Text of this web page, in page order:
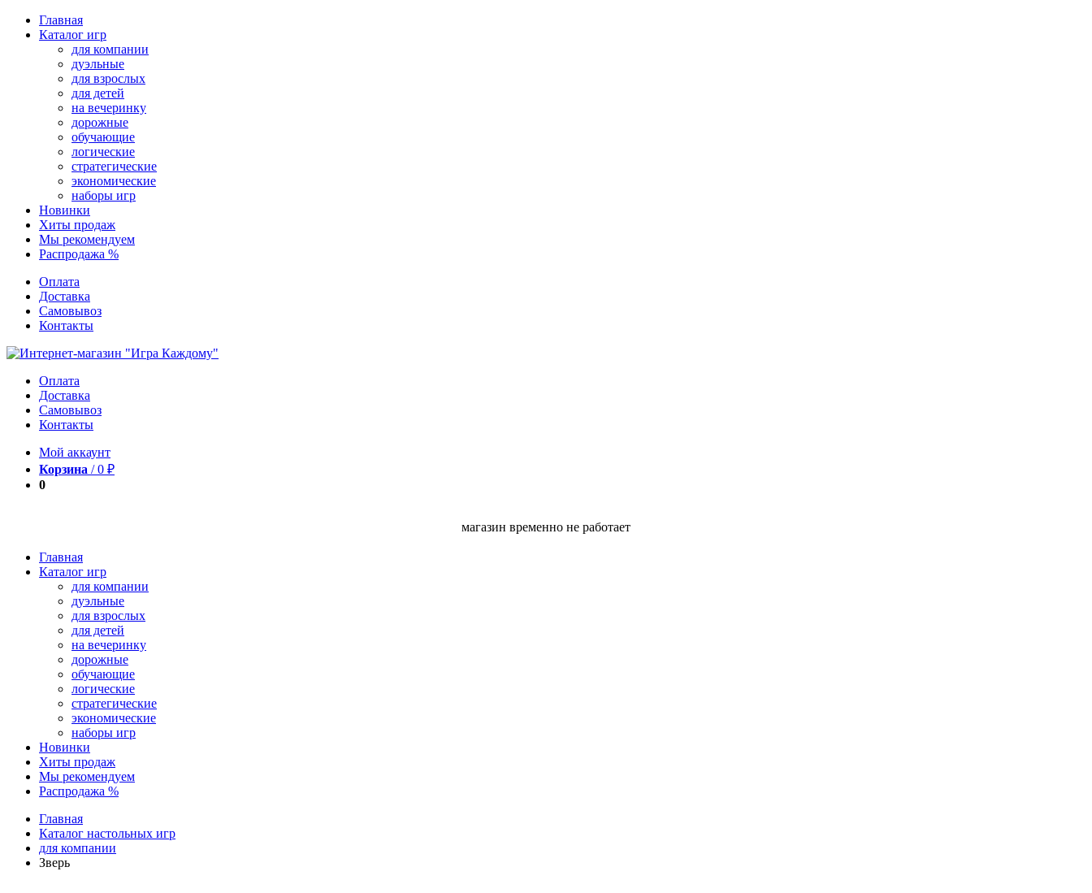
Перейти
содержимому
Главная
Каталог игр
для компании
дуэльные
для взрослых
для детей
на вечеринку
дорожные
обучающие
логические
стратегические
экономические
наборы игр
Новинки
Хиты продаж
Мы рекомендуем
Распродажа %
Оплата
Доставка
Самовывоз
Контакты
Оплата
Доставка
Самовывоз
Контакты
Мой аккаунт
Корзина /0 ₽
0
магазин временно не работает
Главная
Каталог игр
для компании
дуэльные
для взрослых
для детей
на вечеринку
дорожные
обучающие
логические
стратегические
экономические
наборы игр
Новинки
Хиты продаж
Мы рекомендуем
Распродажа %
Главная
Каталог настольных игр
для компании
Зверь